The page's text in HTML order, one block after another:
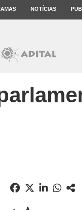
NOTÍCIAS